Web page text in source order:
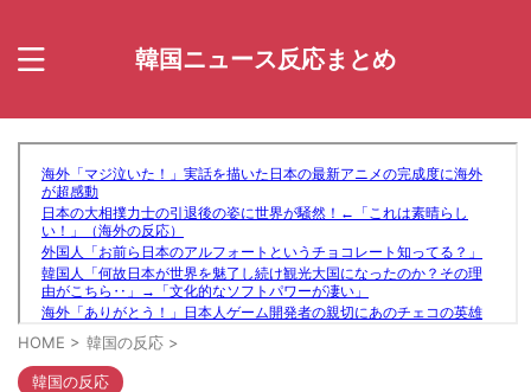
韓国ニュース反応まとめ
HOME > 韓国の反応 >
韓国の反応